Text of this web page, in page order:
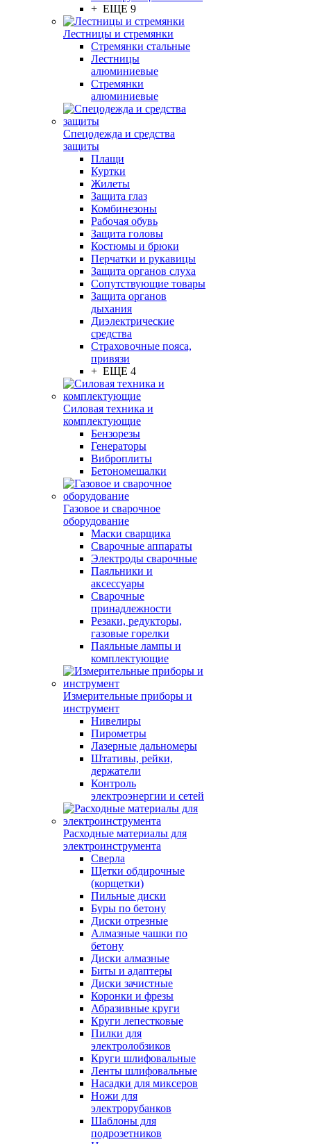
+ ЕЩЕ 9
Лестницы и стремянки
Стремянки стальные
Лестницы
алюминиевые
Стремянки
алюминиевые
Спецодежда и средства
защиты
Плащи
Куртки
Жилеты
Защита глаз
Комбинезоны
Рабочая обувь
Защита головы
Костюмы и брюки
Перчатки и рукавицы
Защита органов слуха
Сопутствующие товары
Защита органов
дыхания
Диэлектрические
средства
Страховочные пояса,
привязи
+ ЕЩЕ 4
Силовая техника и
комплектующие
Бензорезы
Генераторы
Виброплиты
Бетономешалки
Газовое и сварочное
оборудование
Маски сварщика
Сварочные аппараты
Электроды сварочные
Паяльники и
аксессуары
Сварочные
принадлежности
Резаки, редукторы,
газовые горелки
Паяльные лампы и
комплектующие
Измерительные приборы и
инструмент
Нивелиры
Пирометры
Лазерные дальномеры
Штативы, рейки,
держатели
Контроль
электроэнергии и сетей
Расходные материалы для
электроинструмента
Сверла
Щетки обдирочные
(корщетки)
Пильные диски
Буры по бетону
Диски отрезные
Алмазные чашки по
бетону
Диски алмазные
Биты и адаптеры
Диски зачистные
Коронки и фрезы
Абразивные круги
Круги лепестковые
Пилки для
электролобзиков
Круги шлифовальные
Ленты шлифовальные
Насадки для миксеров
Ножи для
электрорубанков
Шаблоны для
подрозетников